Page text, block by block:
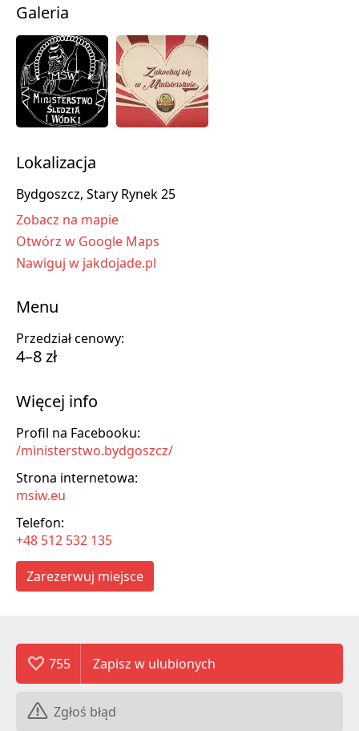
Galeria
Lokalizacja
Bydgoszcz, Stary Rynek 25
Zobacz na mapie
Otwórz w Google Maps
Nawiguj w jakdojade.pl
Menu
Przedział cenowy:
4–8 zł
Więcej info
Profil na Facebooku:
/ministerstwo.bydgoszcz/
Strona internetowa:
msiw.eu
Telefon:
+48 512 532 135
Zarezerwuj miejsce
755
Zgłoś błąd